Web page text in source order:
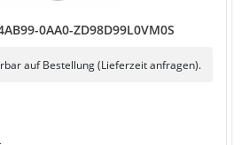
0AA0-ZD98D99L0VM0S
auf Bestellung (Lieferzeit anfragen).